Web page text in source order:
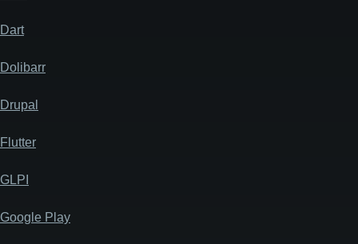
Dart
Dolibarr
Drupal
Flutter
GLPI
Google Play